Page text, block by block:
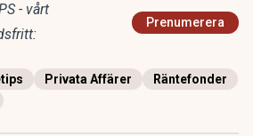
- vårt
Prenumerera
Privata Affärer
Räntefonder